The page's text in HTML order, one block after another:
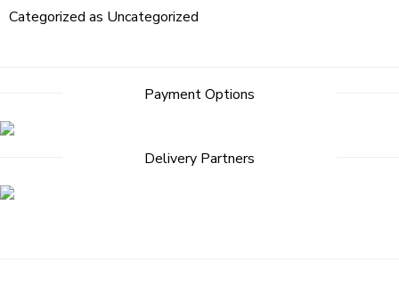
Categorized as Uncategorized
Payment Options
Delivery Partners